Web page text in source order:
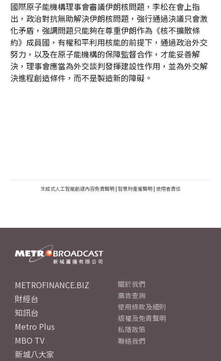
國際原子能機構理事會審議伊朗核問題，李松在會上指
出，政治對抗無助解決伊朗核問題，強行通過決議只會激
化矛盾，強調問題只能夠在尊重伊朗作為《核不擴散條
約》成員國，有權和平利用核能的前提下，通過政治外交
努力，以及在原子能機構的保障監督合作，才能妥善解
決，理事會應當為外交談判發揮建設性作用，並為外交解
決進程創造條件，而不是製造新的障礙。
生成式人工智能創建內容免責聲明 | 智慧財產權聲明 | 使用者責任
METROFINANCE.BIZ
財經台
知訊台
Metro Plus
MBO TV
新城八大家
關於我們
廣告查詢
使用條款及細則
版權及免責聲明
私隱政策
聯絡我們